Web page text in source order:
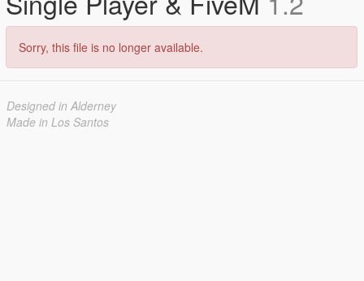
Sorry, this file is no longer available.
Designed in Alderney
Made in Los Santos